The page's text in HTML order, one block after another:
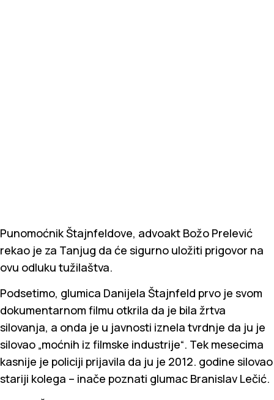
Punomoćnik Štajnfeldove, advoakt Božo Prelević
rekao je za Tanjug da će sigurno uložiti prigovor na
ovu odluku tužilaštva.
Podsetimo, glumica Danijela Štajnfeld prvo je svom
dokumentarnom filmu otkrila da je bila žrtva
silovanja, a onda je u javnosti iznela tvrdnje da ju je
silovao „moćnih iz filmske industrije“. Tek mesecima
kasnije je policiji prijavila da ju je 2012. godine silovao
stariji kolega – inače poznati glumac Branislav Lečić.